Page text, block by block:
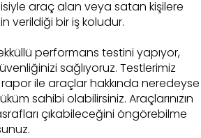
araç alan veya satan kişilere
verildiği bir iş koludur.
performans testini yapıyor,
sağlıyoruz. Testlerimiz
rapor ile araçlar hakkında neredeyse
sahibi olabilirsiniz. Araçlarınızın
çıkabileceğini öngörebilme